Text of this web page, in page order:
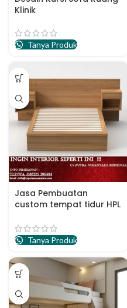
Klinik
Tanya Produk
Jasa Pembuatan
custom tempat tidur HPL
Tanya Produk